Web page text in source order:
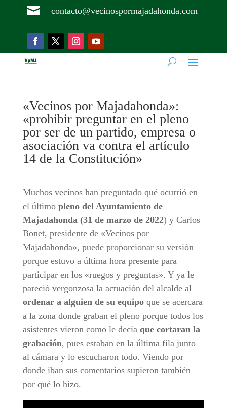
 contacto@vecinospormajadahonda.com
«Vecinos por Majadahonda»:
«prohibir preguntar en el pleno
por ser de un partido, empresa o
asociación va contra el artículo
14 de la Constitución»
Muchos vecinos han preguntado qué ocurrió en
el último pleno del Ayuntamiento de
Majadahonda (31 de marzo de 2022) y Carlos
Bonet, presidente de «Vecinos por
Majadahonda», puede proporcionar su versión
porque estuvo a última hora presente para
participar en los «ruegos y preguntas». Y ya le
pareció vergonzosa la actuación del alcalde al
ordenar a alguien de su equipoque se acercara
a la zona donde graban el pleno porque todos los
asistentes vieron como le decía que cortaran la
grabación, pues estaban en la última fila junto
al cámara y lo escucharon todo. Viendo por
donde iban sus comentarios supieron también
por qué lo hizo.